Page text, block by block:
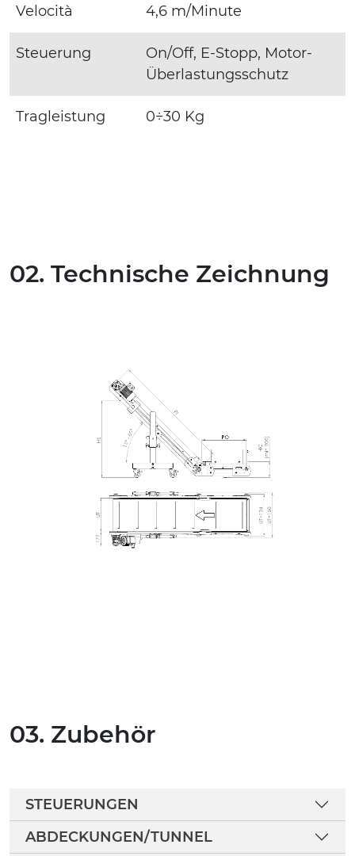
Velocità 4,6 m/Minute
Steuerung
On/Off, E-Stopp, Motor-
Überlastungsschutz
Tragleistung 0÷30 Kg
02. Technische Zeichnung
03. Zubehör
STEUERUNGEN
ABDECKUNGEN/TUNNEL